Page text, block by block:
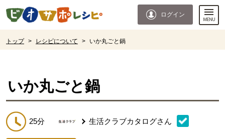
ページの先頭です。
ログイン
トップ > レシピについて > いか丸ごと鍋
いか丸ごと鍋
25分 生活クラブカタログさん